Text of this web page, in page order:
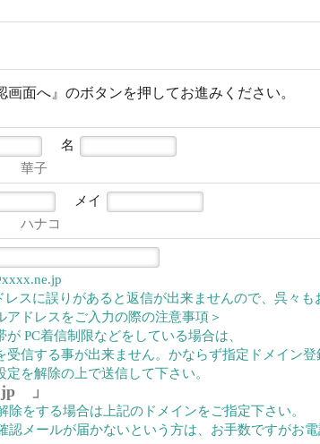
面へ』のボタンを押してお進みください。
名
華子
メイ
ハナコ
スに誤りがあると返信が出来ませんので、呉々
アドレスをご入力の際の注意事項＞
が PC着信制限などをしている場合は、
受信する事が出来ません。かならず指定ドメイン
定を解除の上で送信して下さい。
」
除をする場合は上記のドメインをご指定下さい。
認メールが届かないという方は、お手数ですがお